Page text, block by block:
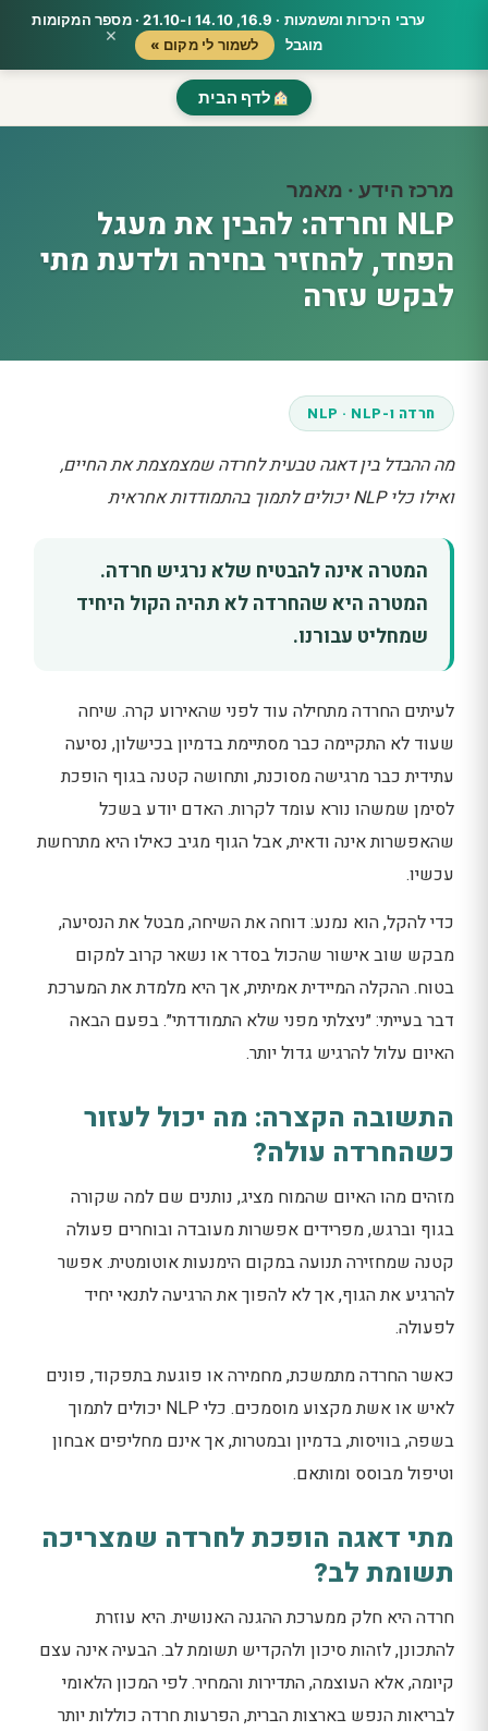
ערבי היכרות ומשמעות · 16.9, 14.10 ו-21.10 · מספר המקומות
מוגבל
לשמור לי מקום » ×
לדף הבית
מרכז הידע · מאמר
NLP וחרדה: להבין את מעגל
הפחד, להחזיר בחירה ולדעת מתי
לבקש עזרה
חרדה ו-NLP · NLP
מה ההבדל בין דאגה טבעית לחרדה שמצמצמת את החיים,
ואילו כלי NLP יכולים לתמוך בהתמודדות אחראית
המטרה אינה להבטיח שלא נרגיש חרדה.
המטרה היא שהחרדה לא תהיה הקול היחיד
שמחליט עבורנו.
לעיתים החרדה מתחילה עוד לפני שהאירוע קרה. שיחה
שעוד לא התקיימה כבר מסתיימת בדמיון בכישלון, נסיעה
עתידית כבר מרגישה מסוכנת, ותחושה קטנה בגוף הופכת
לסימן שמשהו נורא עומד לקרות. האדם יודע בשכל
שהאפשרות אינה ודאית, אבל הגוף מגיב כאילו היא מתרחשת
עכשיו.
כדי להקל, הוא נמנע: דוחה את השיחה, מבטל את הנסיעה,
מבקש שוב אישור שהכול בסדר או נשאר קרוב למקום
בטוח. ההקלה המיידית אמיתית, אך היא מלמדת את המערכת
דבר בעייתי: ״ניצלתי מפני שלא התמודדתי״. בפעם הבאה
האיום עלול להרגיש גדול יותר.
התשובה הקצרה: מה יכול לעזור
כשהחרדה עולה?
מזהים מהו האיום שהמוח מציג, נותנים שם למה שקורה
בגוף וברגש, מפרידים אפשרות מעובדה ובוחרים פעולה
קטנה שמחזירה תנועה במקום הימנעות אוטומטית. אפשר
להרגיע את הגוף, אך לא להפוך את הרגיעה לתנאי יחיד
לפעולה.
כאשר החרדה מתמשכת, מחמירה או פוגעת בתפקוד, פונים
לאיש או אשת מקצוע מוסמכים. כלי NLP יכולים לתמוך
בשפה, בוויסות, בדמיון ובמטרות, אך אינם מחליפים אבחון
וטיפול מבוסס ומותאם.
מתי דאגה הופכת לחרדה שמצריכה
תשומת לב?
חרדה היא חלק ממערכת ההגנה האנושית. היא עוזרת
להתכונן, לזהות סיכון ולהקדיש תשומת לב. הבעיה אינה עצם
קיומה, אלא העוצמה, התדירות והמחיר. לפי המכון הלאומי
לבריאות הנפש בארצות הברית, הפרעות חרדה כוללות יותר